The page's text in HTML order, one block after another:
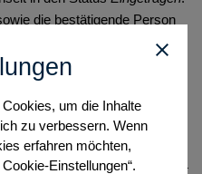
um die Inhalte
zu verbessern. Wenn
erfahren möchten,
Einstellungen“.
die bestätigende Person
im Gesamtüberblick im
auf der